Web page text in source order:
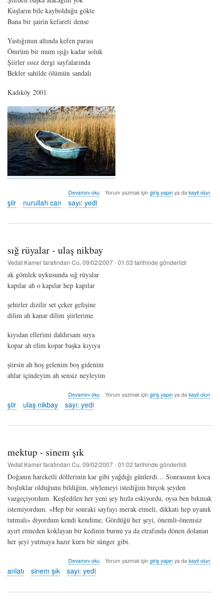
Kuşların bile kaybolduğu gökte
Bana bir şairin kefareti dense
Yastığımın altında kefen parası
Ömrüm bir mum ışığı kadar soluk
Şiirler ıssız dergi sayfalarında
Bekler sahilde ölümün sandalı
Kadıköy 2001
hüzünlü
/
-
hakkında
Devamını oku Yorum yazmak için giriş yapınya da kayıt olun
şiir nurullah can sayı: yedi
sığ rüyalar - ulaş nikbay
Vedat Kamertarafından Cu, 09/02/2007 - 01:03 tarihinde gönderildi
ak gömlek uykusunda sığ rüyalar
kapılar ah o kapılar hep kapılar
şehirler dizilir set çeker gelişine
dilim ah kanar dilim şiirlerime
kıyıdan ellerimi daldırsam suya
kopar ah elim kopar başka kıyıya
şiirsin ah hoş gelenim boş gidenim
ahlar içindeyim ah sensiz neyleyim
sığ
-
nikbay
Devamını oku Yorum yazmak için giriş yapınya da kayıt olun
şiir ulaş nikbay sayı: yedi
mektup - sinem şık
Vedat Kamertarafından Cu, 09/02/2007 - 01:02 tarihinde gönderildi
Doğanın hareketli döllerinin kar gibi yağdığı günlerdi… Sonrasının koca
boşluklar olduğunu bildiğim, söylemeyi istediğim birçok şeyden
vazgeçiyordum. Keşfedilen her yeni şey hızla eskiyordu, oysa ben bıkmak
istemiyordum. «Hep bir sonraki sayfayı merak etmeli, dikkati hep uyanık
tutmalı» diyordum kendi kendime. Gördüğü her şeyi, önemli-önemsiz
ayırt etmeden koklayan bir kedinin burnu ya da etrafında dönen dolanan
her şeyi yutmaya hazır kuru bir sünger gibi.
mektup
-
sinem
hakkında
Devamını oku Yorum yazmak için giriş yapınya da kayıt olun
anlatı sinem şık sayı: yedi